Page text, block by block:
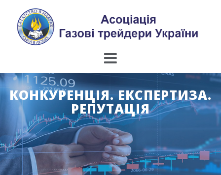
content
КОНКУРЕНЦІЯ. ЕКСПЕРТИЗА.
РЕПУТАЦІЯ